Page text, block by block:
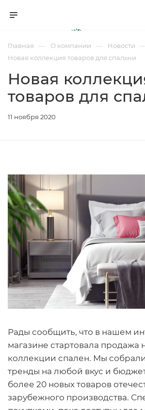
Главная — О компании — Новости
Новая коллекция товаров для спальни
Новая
товаров для
11 ноября 2020
Рады сообщить, что в нашем
магазине стартовала продажа
коллекции спален. Мы
тренды на любой вкус и
более 20 новых товаров
зарубежного производства.